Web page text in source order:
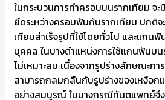
ในกระบวนการทำครอบบนรากเทียม จ
ยึดระหว่างครอบฟันกับรากเทียม ปกติ
เทียมสำเร็จรูปที่ใช้โดยทั่วไป และแกนฟั
บุคคล ในบางตำแหน่งการใช้แกนฟันบน
ไม่เหมาะสม เนื่องจากรูปร่างลักษณะก
สามารถกลมกลืนกับรูปร่างของเหงือก
อย่างสมบูรณ์ ในบางกรณีทันตแพทย์จึ